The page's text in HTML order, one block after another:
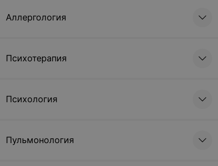
Аллергология
Психотерапия
Психология
Пульмонология